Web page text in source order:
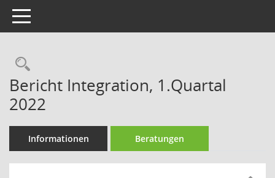
Toggle navigation
Rechercheauswahl
Bericht Integration, 1.Quartal
2022
Informationen Beratungen